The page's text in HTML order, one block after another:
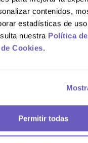
contenidos,
estadísticas de
nuestra Política
Cookies.
Permitir todas